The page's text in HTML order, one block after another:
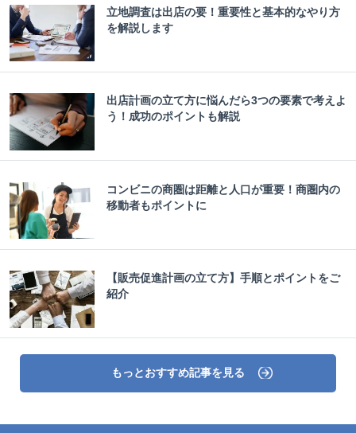
立地調査は出店の要！重要性と基本的なやり方
を解説します
出店計画の立て方に悩んだら3つの要素で考えよ
う！成功のポイントも解説
コンビニの商圏は距離と人口が重要！商圏内の
移動者もポイントに
【販売促進計画の立て方】手順とポイントをご
紹介
もっとおすすめ記事を見る